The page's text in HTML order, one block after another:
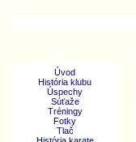
Úvod
História klubu
Úspechy
Súťaže
Tréningy
Fotky
Tlač